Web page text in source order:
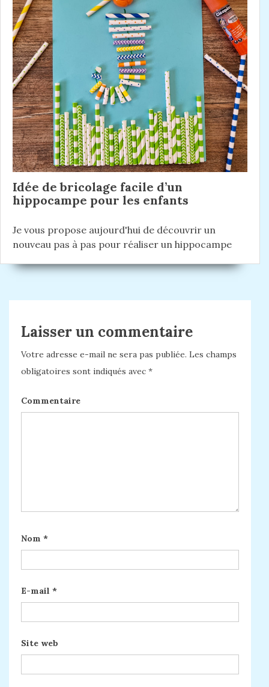
Idée de bricolage facile d’un
hippocampe pour les enfants
Je vous propose aujourd'hui de découvrir un
nouveau pas à pas pour réaliser un hippocampe
Laisser un commentaire
Votre adresse e-mail ne sera pas publiée. Les champs
obligatoires sont indiqués avec *
Commentaire
Nom *
E-mail *
Site web